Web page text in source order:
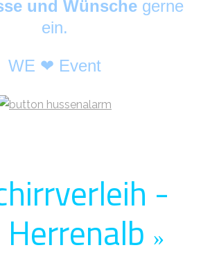
und Wünschegerne
ein.
WE ❤ Event
-
»